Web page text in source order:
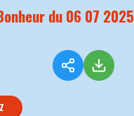
du 06 07 2025